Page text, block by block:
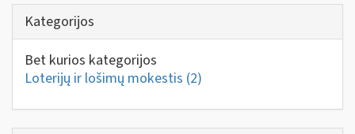
Kategorijos
Bet kurios kategorijos
Loterijų ir lošimų mokestis (2)